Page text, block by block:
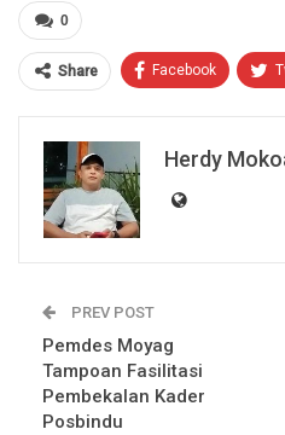
0
Share Facebook
Herdy
PREV POST
Pemdes Moyag
Tampoan Fasilitasi
Pembekalan Kader
Posbindu